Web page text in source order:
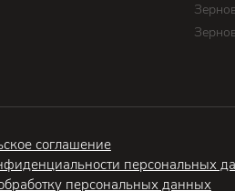
соглашение
персональных
персональных данных